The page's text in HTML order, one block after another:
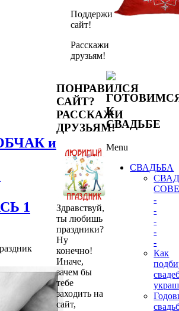
Поддержи
сайт!
Расскажи
друзьям!
и
1
ПОНРАВИЛСЯ
САЙТ?
РАССКАЖИ
ДРУЗЬЯМ!
Здравствуй,
ты любишь
праздники?
Ну
конечно!
Иначе,
зачем бы
тебе
заходить на
сайт,
К
СВАДЬБЕ
Menu
СВАДЬБА
-
-
-
-
-
Как